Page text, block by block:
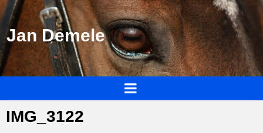
Jan Demele
IMG_3122